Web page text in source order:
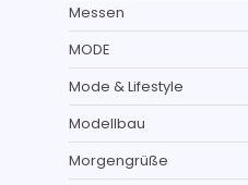
Messen
MODE
Mode & Lifestyle
Modellbau
Morgengrüße